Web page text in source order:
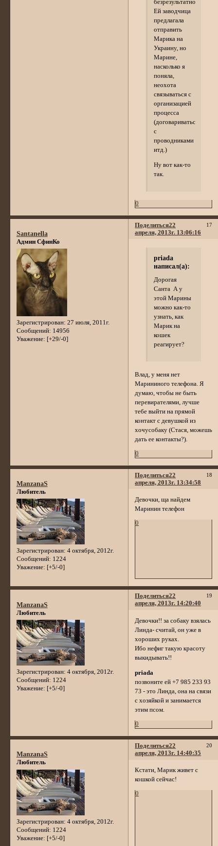
безрезультатно.
Ей заводчица
предлагала
отправить
Марика на
Украину, но
Марине,
насколько я
поняла,
неохота
связываться с
организацией
процесса
(договариваться
с
проводниками
итд.)
Ну вот как-то
так.
0
Поделиться 17
22
апреля, 2013г. 13:06:16
Santanella
Админ СфинКо
Зарегистрирован: 27 июля, 2011г.
Сообщений: 14956
Уважение: [+29/-0]
priada
написал(а):
Дорогая
Санта А у
этой Марины
можно как-то
узнать, как
Марик на
кошек
реагирует?
Влад, у меня нет
Марининого телефона. Я
думаю, чтобы не быть
перевирателями, лучше
тебе выйти на прямой
контакт с девушкой из
хочусобаку (Стася, можешь
дать ее контакты?).
0
Поделиться 18
22
апреля, 2013г. 13:34:58
ManzanaS
Любитель
Зарегистрирован: 4 октября, 2012г.
Сообщений: 1224
Уважение: [+5/-0]
Девочки, ща найдем
Маринин телефон
0
Поделиться 19
22
апреля, 2013г. 14:20:40
ManzanaS
Любитель
Зарегистрирован: 4 октября, 2012г.
Сообщений: 1224
Уважение: [+5/-0]
Девочки!! за собаку взялась
Линда- считай, он уже в
хороших руках.
Ибо нефиг такую красоту
выкидывать!!
priada
позвоните ей +7 985 233 93
73 - это Линда, она на связи
с хозяйкой и занимается
этим псом.
0
Поделиться 20
22
апреля, 2013г. 14:40:35
ManzanaS
Любитель
Зарегистрирован: 4 октября, 2012г.
Сообщений: 1224
Уважение: [+5/-0]
Кстати, Марик живет с
кошкой сейчас!
0